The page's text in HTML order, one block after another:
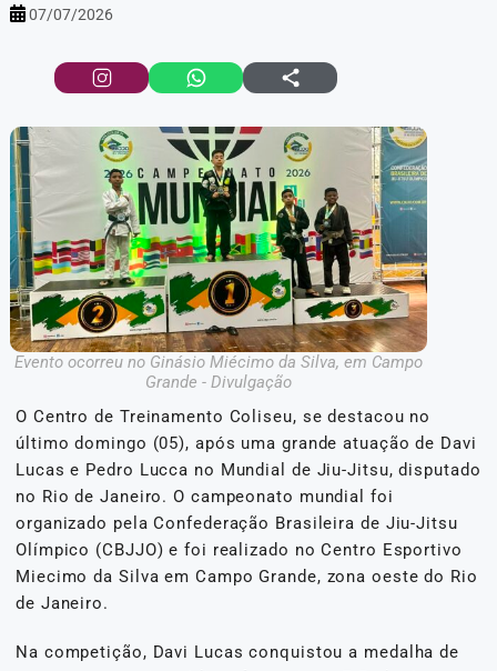
07/07/2026
Evento ocorreu no Ginásio Miécimo da Silva, em Campo
Grande - Divulgação
O Centro de Treinamento Coliseu, se destacou no
último domingo (05), após uma grande atuação de Davi
Lucas e Pedro Lucca no Mundial de Jiu-Jitsu, disputado
no Rio de Janeiro. O campeonato mundial foi
organizado pela Confederação Brasileira de Jiu-Jitsu
Olímpico (CBJJO) e foi realizado no Centro Esportivo
Miecimo da Silva em Campo Grande, zona oeste do Rio
de Janeiro.
Na competição, Davi Lucas conquistou a medalha de